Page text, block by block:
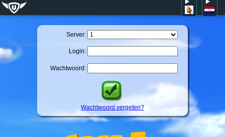
Server:
Login:
Wachtwoord:
Wachtwoord vergeten?